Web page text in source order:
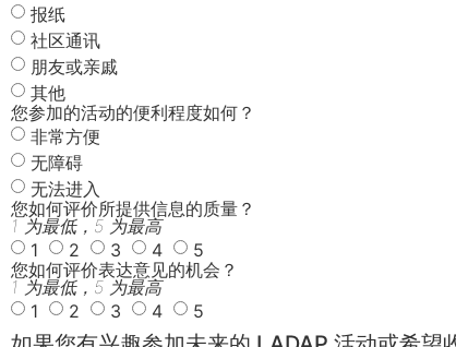
报纸
社区通讯
朋友或亲戚
其他
您参加的活动的便利程度如何？
非常方便
无障碍
无法进入
您如何评价所提供信息的质量？
1 为最低，5 为最高
1
2 3 4
5
您如何评价表达意见的机会？
1 为最低，5 为最高
1
2 3 4 5